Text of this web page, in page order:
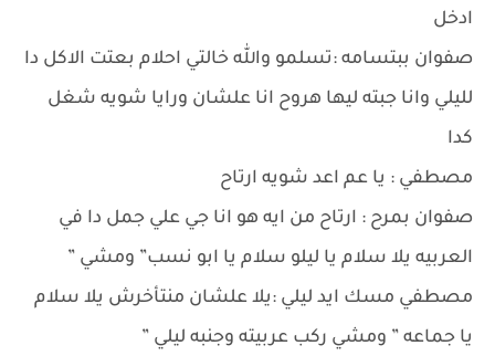
ادخل
صفوان ببتسامه :تسلمو والله خالتي احلام بعتت الاكل دا
لليلي وانا جبته ليها هروح انا علشان ورايا شويه شغل
كدا
مصطفي : يا عم اعد شويه ارتاح
صفوان بمرح : ارتاح من ايه هو انا جي علي جمل دا في
العربيه يلا سلام يا ليلو سلام يا ابو نسب” ومشي ”
مصطفي مسك ايد ليلي :يلا علشان منتأخرش يلا سلام
يا جماعه ” ومشي ركب عربيته وجنبه ليلي ”